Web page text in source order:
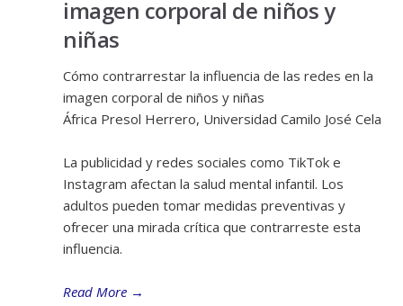
imagen corporal de niños y
niñas
Cómo contrarrestar la influencia de las redes en la
imagen corporal de niños y niñas
África Presol Herrero, Universidad Camilo José Cela
La publicidad y redes sociales como TikTok e
Instagram afectan la salud mental infantil. Los
adultos pueden tomar medidas preventivas y
ofrecer una mirada crítica que contrarreste esta
influencia.
Read More →